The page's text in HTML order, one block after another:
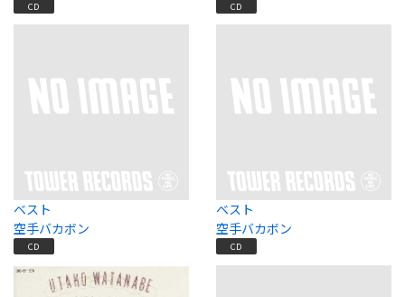
CD CD
ベスト
空手バカボン
CD
ベスト
空手バカボン
CD